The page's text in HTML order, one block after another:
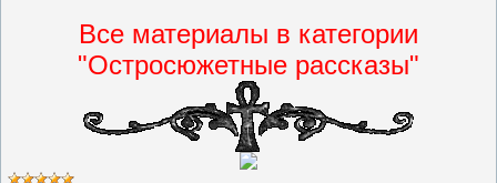
Все материалы в категории
"Остросюжетные рассказы"